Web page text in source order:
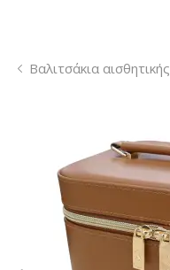
Βαλιτσάκια αισθητικής